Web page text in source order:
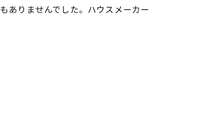
ありませんでした。ハウスメーカー